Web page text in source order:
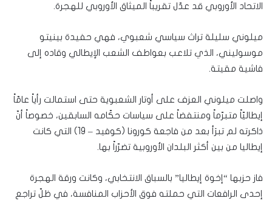
الاتحاد الأوروبي قد عدّل تقريباً الميثاق الأوروبي للهجرة.
ميلوني سليلة تراث سياسي شعبوي، فهي حفيدة بينيتو
موسوليني، الذي تلاعب بعواطف الشعب الإيطالي وقاده إلى
فاشية مقيتة.
واصلت ميلوني العزف على أوتار الشعبوية حتى استمالت رأياً عامّاً
إيطاليّاً متبرّماً ومنتفضاً على سياسات حكّامه السابقين، خصوصاً أنّ
ذاكرته لم تبرَأ بعد من فاجعة كورونا (كوفيد – 19) التي كانت
إيطاليا من بين أكثر البلدان الأوروبية تضرّراً بها.
فاز حزبها “إخوة إيطاليا” بالسباق الانتخابي، وكانت ورقة الهجرة
إحدى الرافعات التي حملته فوق الأحزاب المنافسة، في ظلّ تراجع